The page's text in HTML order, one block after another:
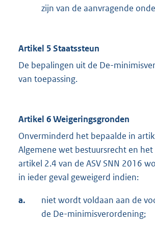
zijn van de aanvragende
Artikel 5 Staatssteun
De bepalingen uit de De-
van toepassing.
Artikel 6 Weigeringsgronden
Onverminderd het bepaalde in
Algemene wet bestuursrecht en
artikel 2.4 van de ASV SNN 2016
in ieder geval geweigerd indien:
a.
niet wordt voldaan aan de
de De-minimisverordening;